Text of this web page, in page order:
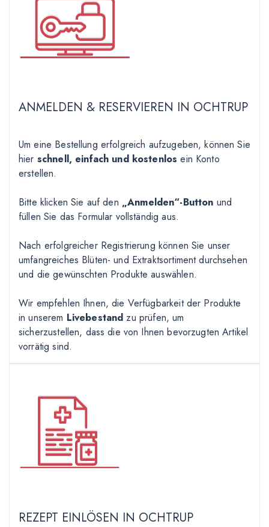
ANMELDEN & RESERVIEREN IN OCHTRUP
Um eine Bestellung erfolgreich aufzugeben, können Sie
hier schnell, einfach und kostenlos ein Konto
erstellen.
Bitte klicken Sie auf den „Anmelden“-Button und
füllen Sie das Formular vollständig aus.
Nach erfolgreicher Registrierung können Sie unser
umfangreiches Blüten- und Extraktsortiment durchsehen
und die gewünschten Produkte auswählen.
Wir empfehlen Ihnen, die Verfügbarkeit der Produkte
in unserem Livebestand zu prüfen, um
sicherzustellen, dass die von Ihnen bevorzugten Artikel
vorrätig sind.
REZEPT EINLÖSEN IN OCHTRUP